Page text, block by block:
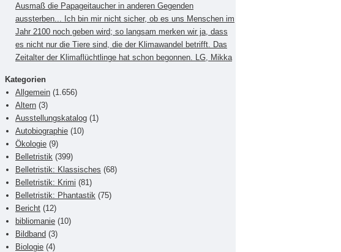
Ausmaß die Papageitaucher in anderen Gegenden
aussterben... Ich bin mir nicht sicher, ob es uns Menschen im
Jahr 2100 noch geben wird; so langsam merken wir ja, dass
es nicht nur die Tiere sind, die der Klimawandel betrifft. Das
Zeitalter der Klimaflüchtlinge hat schon begonnen. LG, Mikka
Kategorien
Allgemein (1.656)
Altern (3)
Ausstellungskatalog (1)
Autobiographie (10)
Ökologie (9)
Belletristik (399)
Belletristik: Klassisches (68)
Belletristik: Krimi (81)
Belletristik: Phantastik (75)
Bericht (12)
bibliomanie (10)
Bildband (3)
Biologie (4)